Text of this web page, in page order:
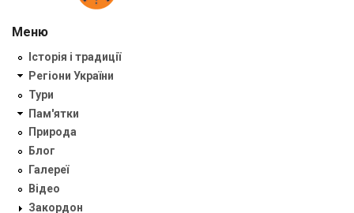
Меню
Історія і традиції
Регіони України
Тури
Пам'ятки
Природа
Блог
Галереї
Відео
Закордон